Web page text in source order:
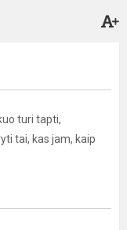
turi tapti,
tai, kas jam, kaip